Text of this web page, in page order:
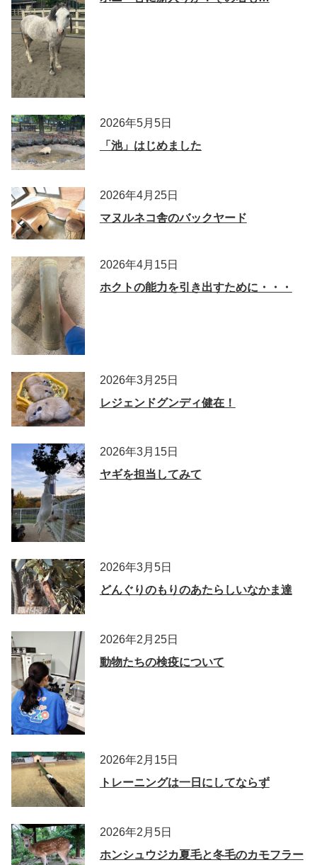
2026年5月5日
「池」はじめました
2026年4月25日
マヌルネコ舎のバックヤード
2026年4月15日
ホクトの能力を引き出すために・・・
2026年3月25日
レジェンドグンディ健在！
2026年3月15日
ヤギを担当してみて
2026年3月5日
どんぐりのもりのあたらしいなかま達
2026年2月25日
動物たちの検疫について
2026年2月15日
トレーニングは一日にしてならず
2026年2月5日
ホンシュウジカ夏毛と冬毛のカモフラー